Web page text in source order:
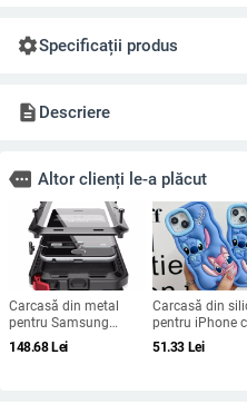
settingsSpecificații produs
description Descriere
more Altor clienți le-a plăcut
Carcasă din metal
pentru Samsung
Galaxy S24/S23/S25
Ultra, spate, prelucrată,
148.68Lei
Carcasă din
pentru iPhone
design cartoon –
protecție anti-
51.33 Lei